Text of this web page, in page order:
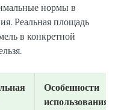
нормы в
Реальная площадь
в конкретной
Особенности
использования